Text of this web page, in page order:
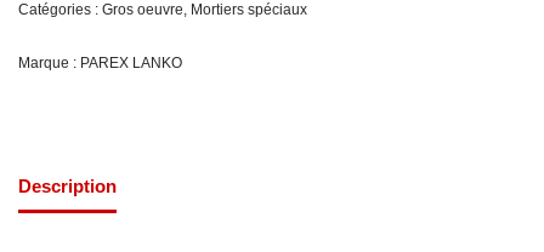
Catégories : Gros oeuvre, Mortiers spéciaux
Marque : PAREX LANKO
Description